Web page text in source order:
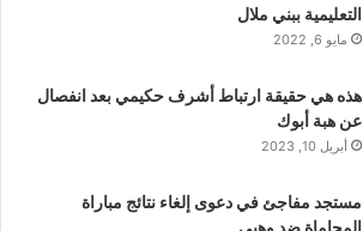
التعليمية ببني ملال
مايو 6, 2022
هذه هي حقيقة ارتباط أشرف حكيمي بعد انفصال
عن هبة أبوك
أبريل 10, 2023
مستجد مفاجئ في دعوى إلغاء نتائج مباراة